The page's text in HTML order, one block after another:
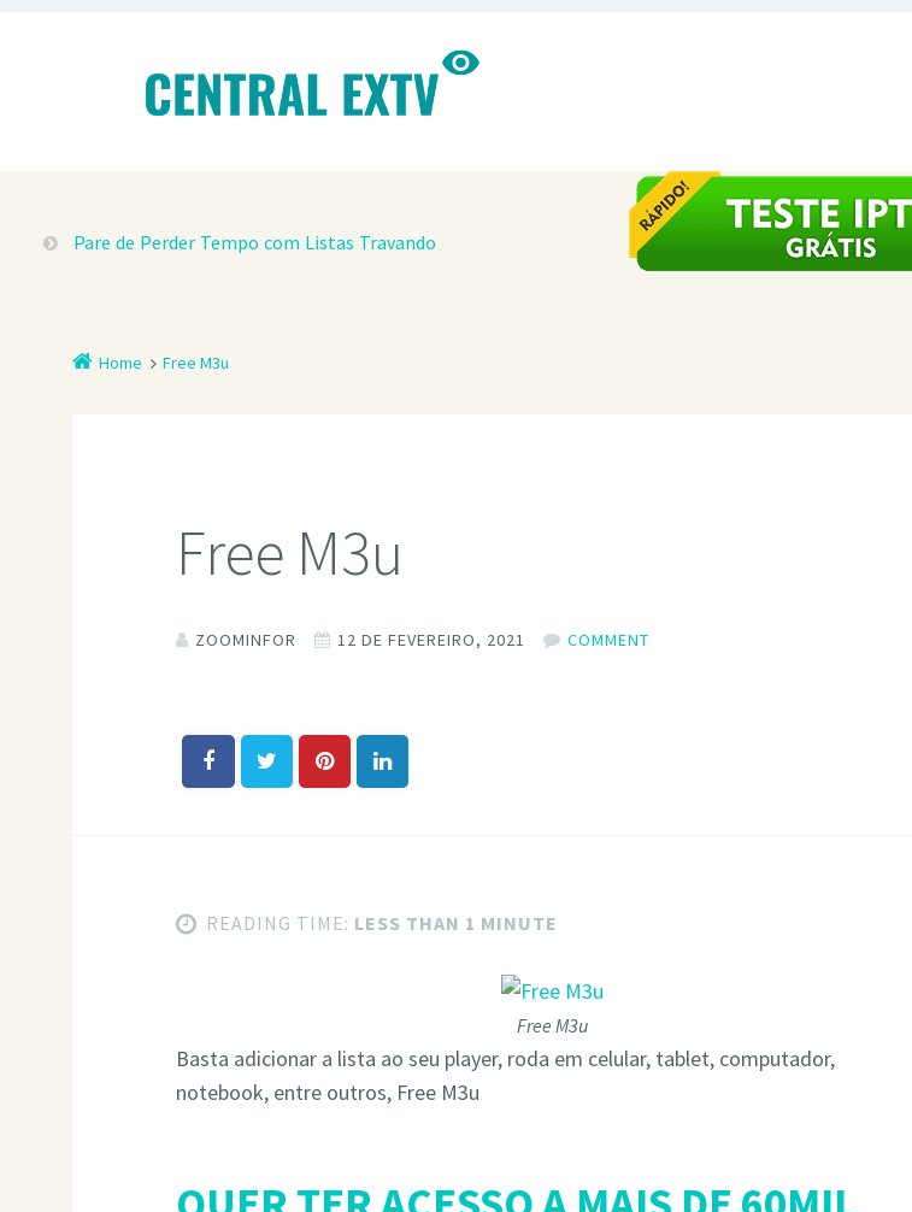
Pare de Perder Tempo com Listas Travando
Home Free M3u
Free M3u
ZOOMINFOR 12 DE FEVEREIRO, 2021 COMMENT
READING TIME: LESS THAN 1 MINUTE
Free M3u
Basta adicionar a lista ao seu player, roda em celular, tablet, computador,
notebook, entre outros, Free M3u